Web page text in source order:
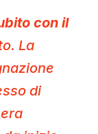
con il
. La
di